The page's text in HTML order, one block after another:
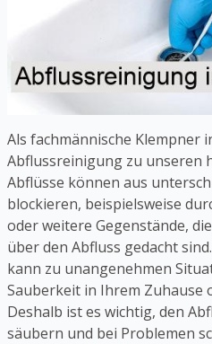
Als fachmännische Klempner
Abflussreinigung zu unseren
Abflüsse können aus
blockieren, beispielsweise
oder weitere Gegenstände,
über den Abfluss gedacht
kann zu unangenehmen
Sauberkeit in Ihrem Zuhause
Deshalb ist es wichtig, den
säubern und bei Problemen